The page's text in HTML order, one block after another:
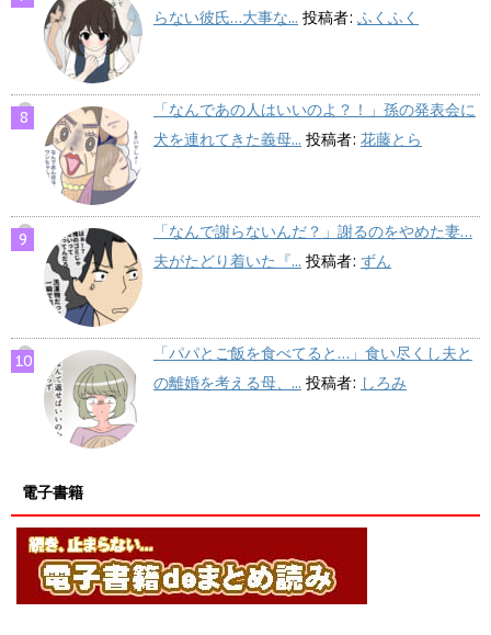
らない彼氏…大事な... 投稿者: ふくふく
「なんであの人はいいのよ？！」孫の発表会に
犬を連れてきた義母... 投稿者: 花藤とら
「なんで謝らないんだ？」謝るのをやめた妻…
夫がたどり着いた『... 投稿者: ずん
「パパとご飯を食べてると…」食い尽くし夫と
の離婚を考える母、... 投稿者: しろみ
電子書籍